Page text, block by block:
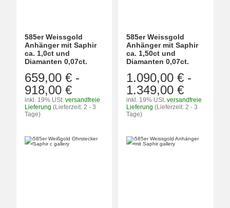
585er Weissgold
Anhänger mit Saphir
ca. 1,0ct und
Diamanten 0,07ct.
659,00 € -
918,00 €
inkl. 19% USt. versandfreie
Lieferung (Lieferzeit: 2 - 3
Tage)
585er Weissgold
Anhänger mit Saphir
ca. 1,50ct und
Diamanten 0,07ct.
1.090,00 € -
1.349,00 €
inkl. 19% USt. versandfreie
Lieferung (Lieferzeit: 2 - 3
Tage)